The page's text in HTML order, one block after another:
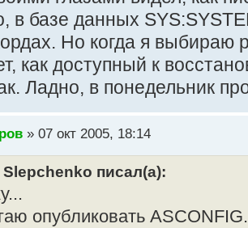
в базе данных
Но когда я выбираю
как доступный к
Ладно, в понедельник
» 07 окт 2005, 18:14
писал(а):
опубликовать